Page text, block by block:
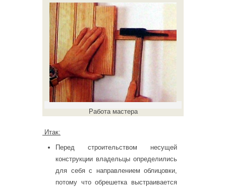
Работа мастера
Итак:
Перед строительством несущей
конструкции владельцы определились
для себя с направлением облицовки,
потому что обрешетка выстраивается